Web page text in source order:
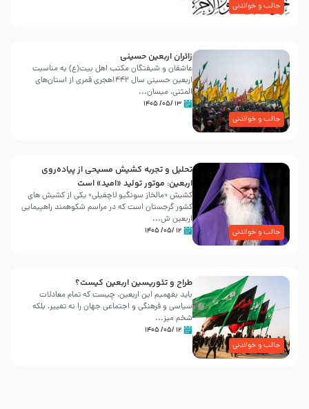
جالب و خواندنی
جالب و خواندنی
زائران اربعین حسینی
عاشقان و شیفتگان مکتب اهل بیت(ع) به مناسبت
اربعین حسینی سال ۱۴۴۲هجری قمری از استان‌های
المثنی، میسان...
۱۳ /۰۵/ ۱۴۰۵
جالب و خواندنی
تحلیل و تجربه کشیش مسیحی از پیاده‌روی
اربعین: موتور تولید «امید» است
کشیش «مالخاز سونگیو لاچفیلی» یکی از کشیش های
کشور گرجستان است که در مراسم شکوهمند راهپیمایی
اربعین ش...
۱۲ /۰۵/ ۱۴۰۵
جالب و خواندنی
طراح و تئوریسین اربعین کیست؟
باید بفهمیم این اربعین، چیست که تمام معادلات
سیاسی و فرهنگی و اجتماعی جهان را نه تغییر، بلکه
شخم میز...
۱۲ /۰۵/ ۱۴۰۵